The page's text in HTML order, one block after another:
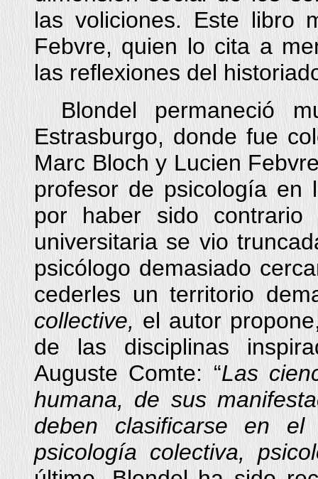
las voliciones. Este libro
Febvre, quien lo cita a
las reflexiones del
Blondel permaneció
Estrasburgo, donde fue
Marc Bloch y Lucien
profesor de psicología en
por haber sido
universitaria se vio
psicólogo demasiado
cederles un territorio
collective,el autor
de las disciplinas
Auguste Comte: “Las
humana, de sus
deben clasificarse en el
psicología colectiva,